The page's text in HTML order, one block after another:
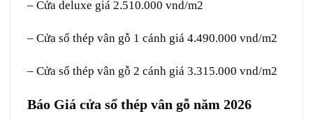
– Cửa deluxe giá 2.510.000 vnd/m2
– Cửa sổ thép vân gỗ 1 cánh giá 4.490.000 vnd/m2
– Cửa sổ thép vân gỗ 2 cánh giá 3.315.000 vnd/m2
Báo Giá cửa sổ thép vân gỗ năm 2026